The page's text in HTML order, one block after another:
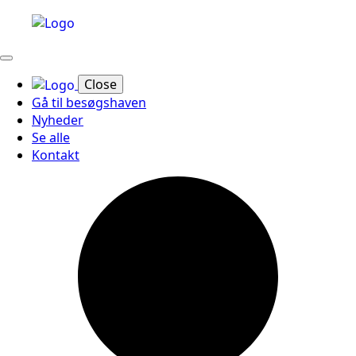
Close
Gå til besøgshaven
Nyheder
Se alle
Kontakt